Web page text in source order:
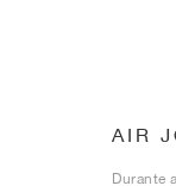
AIR
Durante